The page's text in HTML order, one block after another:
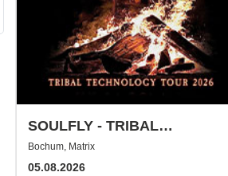
SOULFLY - TRIBAL
TECHNOLOGY TOUR 2026
Bochum, Matrix
05.08.2026